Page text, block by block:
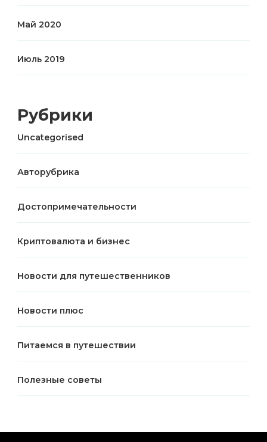
Май 2020
Июль 2019
Рубрики
Uncategorised
Авторубрика
Достопримечательности
Криптовалюта и бизнес
Новости для путешественников
Новости плюс
Питаемся в путешествии
Полезные советы